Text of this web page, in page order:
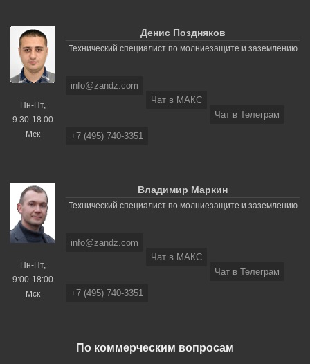
Пн-Пт,
9:30-18:00
Мск
Денис Поздняков
Технический специалист по молниезащите и заземлению
info@zandz.com
Чат в МАКС
Чат в Телеграм
+7 (495) 740-3351
Пн-Пт,
9:00-18:00
Мск
Владимир Маркин
Технический специалист по молниезащите и заземлению
info@zandz.com
Чат в МАКС
Чат в Телеграм
+7 (495) 740-3351
По коммерческим вопросам